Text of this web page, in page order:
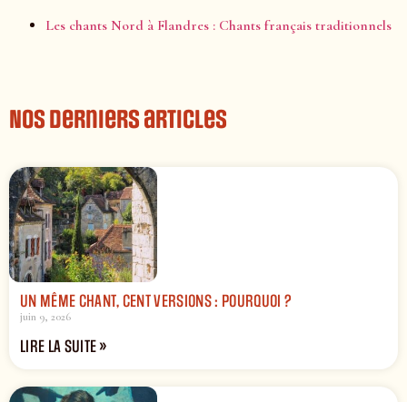
Les chants Nord à Flandres : Chants français traditionnels
Nos derniers articles
UN MÊME CHANT, CENT VERSIONS : POURQUOI ?
juin 9, 2026
LIRE LA SUITE »